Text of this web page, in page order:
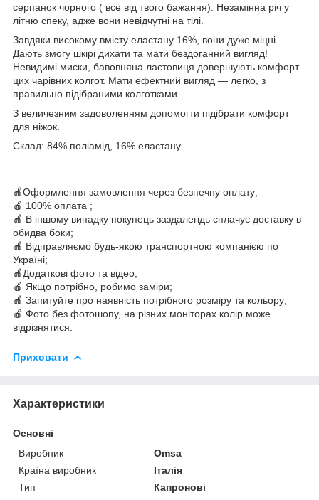
серпанок чорного ( все від твого бажання). Незамінна річ у
літню спеку, адже вони невідчутні на тілі.
Завдяки високому вмісту еластану 16%, вони дуже міцні.
Дають змогу шкірі дихати та мати бездоганний вигляд!
Невидимі миски, бавовняна ластовиця довершують комфорт
цих чарівних колгот. Мати ефектний вигляд — легко, з
правильно підібраними колготками.
З величезним задоволенням допомогти підібрати комфорт
для ніжок.
Склад: 84% поліамід, 16% еластану
🍎Оформлення замовлення через безпечну оплату;
🍎 100% оплата ;
🍎 В іншому випадку покупець заздалегідь сплачує доставку в
обидва боки;
🍎 Відправляємо будь-якою транспортною компанією по
Україні;
🍎Додаткові фото та відео;
🍎 Якщо потрібно, робимо заміри;
🍎 Запитуйте про наявність потрібного розміру та кольору;
🍎 Фото без фотошопу, на різних моніторах колір може
відрізнятися.
Приховати
Характеристики
Основні
Виробник
Omsa
Країна виробник
Італія
Тип
Капронові